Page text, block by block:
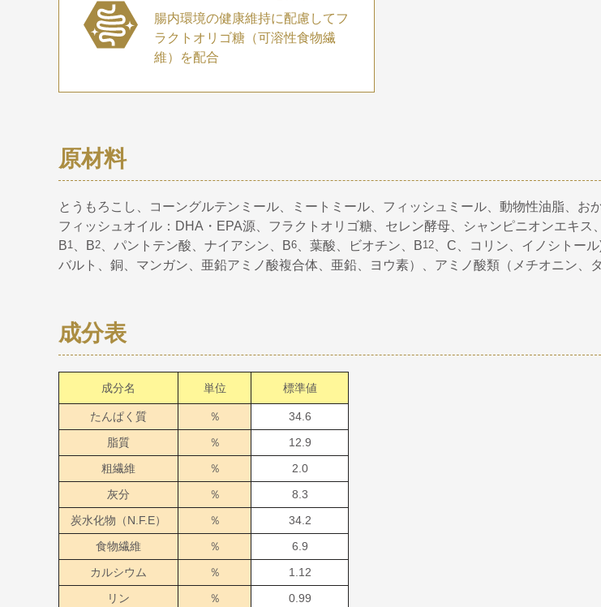
腸内環境の健康維持に配慮してフ
ラクトオリゴ糖（可溶性食物繊
維）を配合
原材料
とうもろこし、コーングルテンミール、ミートミール、フィッシュミール、動物性油脂、お
フィッシュオイル：DHA・EPA源、フラクトオリゴ糖、セレン酵母、シャンピニオンエキ
B1 、B2 、パントテン酸、ナイアシン、B6 、葉酸、ビオチン、B12 、C、コリン、イノシトー
バルト、銅、マンガン、亜鉛アミノ酸複合体、亜鉛、ヨウ素）、アミノ酸類（メチオニン、
成分表
成分名 単位 標準値
たんぱく質 ％
34.6
脂質
％
12.9
粗繊維
％
2.0
灰分
％
8.3
炭水化物（N.F.E）
％
34.2
食物繊維
％
6.9
カルシウム
％
1.12
リン
％
0.99